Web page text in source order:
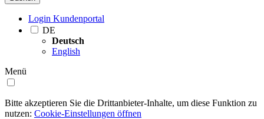
Login Kundenportal
DE
Deutsch
English
Menü
Bitte akzeptieren Sie die Drittanbieter­-Inhalte, um diese Funktion zu
nutzen: Cookie-Einstellungen öffnen